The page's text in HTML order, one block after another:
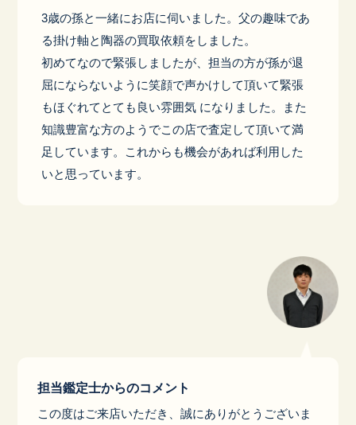
3歳の孫と一緒にお店に伺いました。父の趣味であ
る掛け軸と陶器の買取依頼をしました。
初めてなので緊張しましたが、担当の方が孫が退
屈にならないように笑顔で声かけして頂いて緊張
もほぐれてとても良い雰囲気 になりました。また
知識豊富な方のようでこの店で査定して頂いて満
足しています。これからも機会があれば利用した
いと思っています。
担当鑑定士からのコメント
この度はご来店いただき、誠にありがとうございま